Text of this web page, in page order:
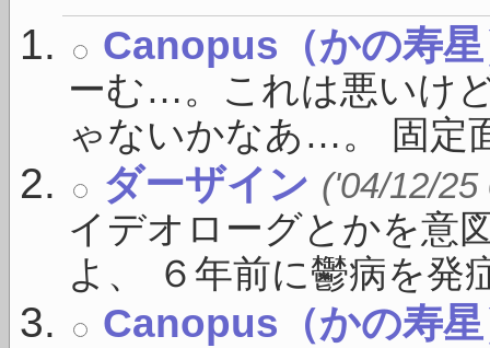
Canopus（かの寿
ーむ…。これは悪いけ
ゃないかなあ…。 固定
ダーザイン ('04/12/25
イデオローグとかを意
よ、 ６年前に鬱病を発
Canopus（かの寿